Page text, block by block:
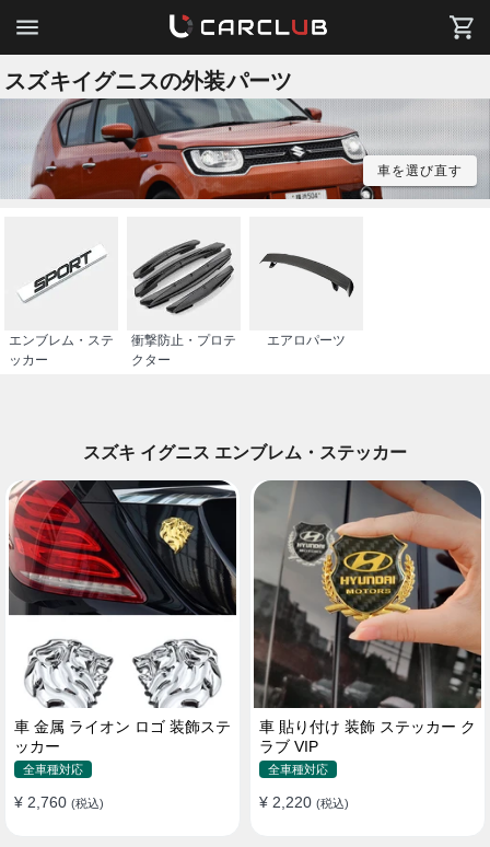
スズキイグニスの外装パーツ
車を選び直す
エンブレム・ステ
ッカー
衝撃防止・プロテ
クター
エアロパーツ
スズキ イグニス エンブレム・ステッカー
車 金属 ライオン ロゴ 装飾ステ
ッカー
全車種対応
¥ 2,760 (税込)
車 貼り付け 装飾 ステッカー ク
ラブ VIP
全車種対応
¥ 2,220 (税込)